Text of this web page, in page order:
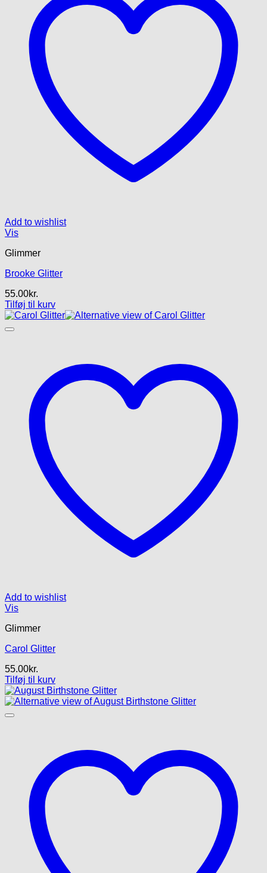
Add to wishlist
Vis
Glimmer
Brooke Glitter
55.00kr.
Tilføj til kurv
Add to wishlist
Vis
Glimmer
Carol Glitter
55.00kr.
Tilføj til kurv